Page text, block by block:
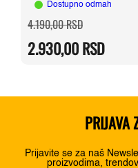
Dostupno odmah
4.190,00RSDOriginalna
cena
bila:
4.190,00
2.930,00RSD
Trenutna
cena
2.930,00
PRIJAVA
Prijavite se za naš
proizvodima,